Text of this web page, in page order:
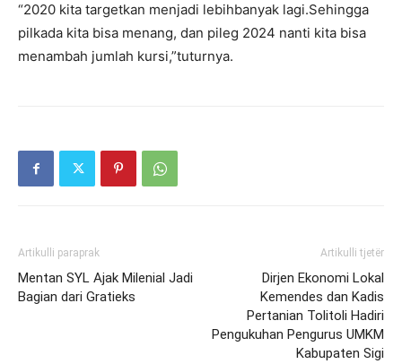
“2020 kita targetkan menjadi lebihbanyak lagi.Sehingga
pilkada kita bisa menang, dan pileg 2024 nanti kita bisa
menambah jumlah kursi,”tuturnya.
Artikulli paraprak
Mentan SYL Ajak Milenial Jadi
Bagian dari Gratieks
Artikulli tjetër
Dirjen Ekonomi Lokal
Kemendes dan Kadis
Pertanian Tolitoli Hadiri
Pengukuhan Pengurus UMKM
Kabupaten Sigi